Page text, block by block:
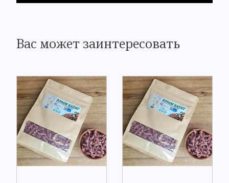
Вас может заинтересовать